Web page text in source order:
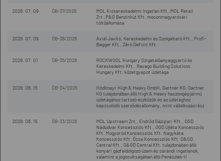
2026. 07. 09 ÖB-37/2026
MOL Kiskereskedelmi Ingatlan Kft.,MOL Retail
Zrt.,P&G Benzinkút Kft. mosonmagyaróvári
töltőállomása
2026. 07. 09 ÖB-36/2026
Axiál Javító, Kereskedelmi és Szolgáltató Kft., Profi-
Bagger Kft., Zéró Deficit Kft.
2026. 07. 01 ÖB-35/2026
ROCKWOOL Hungary Szigetelőanyaggyártó és
Kereskedelmi Kft., Ravago Building Solutions
Hungary Kft. kőzetgyapot üzletága
2026. 06. 15 ÖB-34/2026
Hödlmayr High & Heavy GmbH, Gartner KG, Gartner
KG tulajdonában álló High & Heavy haszongépjármű
üzletágához tartozó eszközök és az üzletághoz
kapcsolódó szerződésállomány, mint vállalkozásrész
2026. 06. 15 ÖB-33/2026
MOL Upstream Zrt., Endrőd Gázipari Kft., OGD
Nádudvar Koncessziós Kft., OGD Újléta Koncessziós
Kft. Mogyoród Koncessziós Kft. Nagykáta
Koncessziós Kft. Ócsa Koncessziós Kft. O&GD
Central Kft., O&GD Central Kft. tulajdonában álló
konyári gázfeldolgozó üzem és sárándi ingatlanok,
valamint a jogosultságában álló Penészlek-II